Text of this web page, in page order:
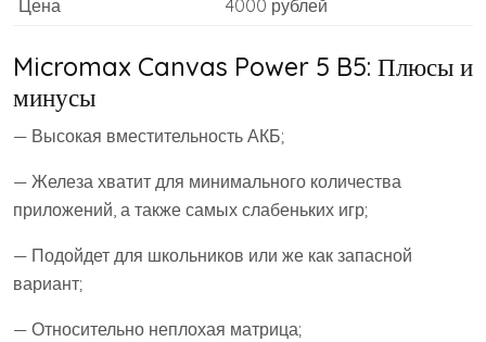
Цена
4000 рублей
Micromax Canvas Power 5 B5: Плюсы и
минусы
— Высокая вместительность АКБ;
— Железа хватит для минимального количества
приложений, а также самых слабеньких игр;
— Подойдет для школьников или же как запасной
вариант;
— Относительно неплохая матрица;